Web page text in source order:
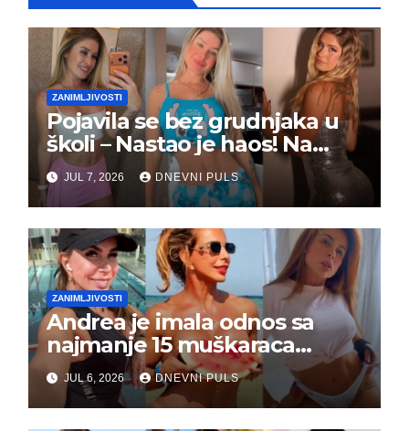
ZANIMLJIVOSTI
Pojavila se bez grudnjaka u
školi – Nastao je haos! Na
grupi je majke napale (FOTO)
JUL 7, 2026 DNEVNI PULS
ZANIMLJIVOSTI
Andrea je imala odnos sa
najmanje 15 muškaraca
odjednom – „Doktor mi je
rekao…“ (FOTO)
JUL 6, 2026 DNEVNI PULS